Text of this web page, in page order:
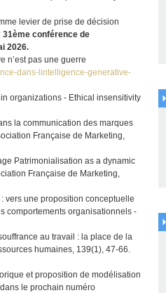
levier de prise de décision
31ème conférence de
2026.
n’est pas une guerre
dans-lintelligence-generative-
organizations - Ethical insensitivity
la communication des marques
Française de Marketing,
Patrimonialisation as a dynamic
Française de Marketing,
vers une proposition conceptuelle
comportements organisationnels -
au travail : la place de la
humaines, 139(1), 47-66.
et proposition de modélisation
le prochain numéro